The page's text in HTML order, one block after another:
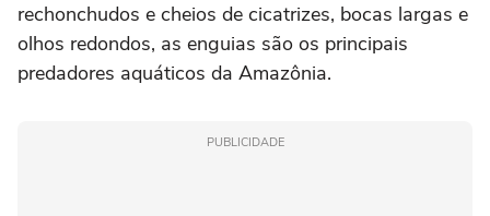
rechonchudos e cheios de cicatrizes, bocas largas e
olhos redondos, as enguias são os principais
predadores aquáticos da Amazônia.
PUBLICIDADE